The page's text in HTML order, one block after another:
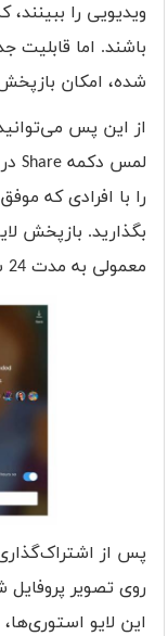
ویدیویی را
باشند. اما قابلیت
شده، امکان
از این پس
لمس دکمه Share
را با افرادی که
بگذارید. بازپخش
معمولی به مدت 24 ساعت امکان‌پذیر است.
پس از
روی تصویر
این لایو